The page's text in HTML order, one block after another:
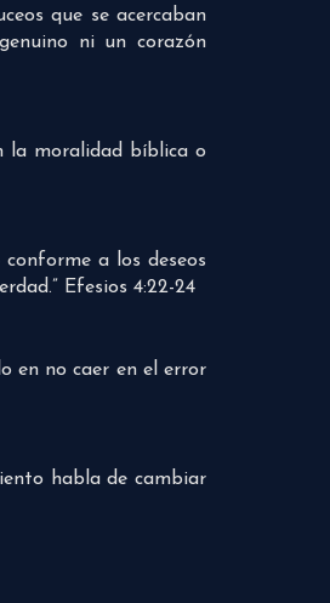
que se acercaban
ni un corazón
la moralidad bíblica o
a los deseos
Efesios 4:22-24
en no caer en el error
habla de cambiar